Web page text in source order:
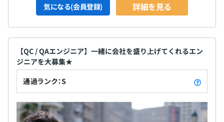
気になる(会員登録) 詳細を見る
【QC / QAエンジニア】一緒に会社を盛り上げてくれるエン
ジニアを大募集★
通過ランク：S